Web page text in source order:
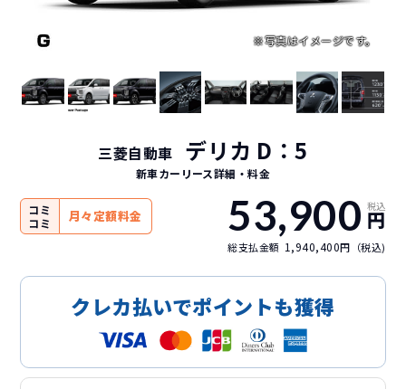
三菱自動車 デリカ D：5
新車カーリース詳細 ・料金
コミ
コミ
月々定額料金 53,900 税込
円
総支払金額 1,940,400円（税込)
クレカ払いでポイントも獲得